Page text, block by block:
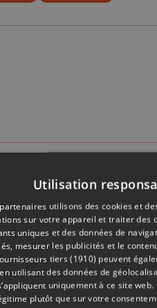
Utilisation
utilisons des cookies et
sur votre appareil et traiter des
uniques et des données de
mesurer les publicités et le
tiers (1910) peuvent
utilisant des données de
uniquement à ce site
plutôt que sur votre